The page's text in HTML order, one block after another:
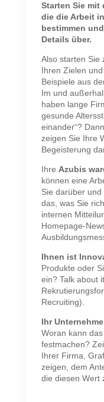
Starten Sie mit
die die Arbeit
bestimmen
Details über.
Also starten Sie
Ihren Zielen
Beispiele aus
Im und
haben lange
gesunde
einander“?
zeigen Sie Ihre
Begeisterung
Ihre Azubis
können eine
Sie darüber und
das, was Sie
internen
Homepage-
Ihnen ist
Produkte oder
ein? Talk about
Recruiting).
Ihr
Woran kann
festmachen?
Ihrer Firma,
zeigen, dem
die diesen Wert